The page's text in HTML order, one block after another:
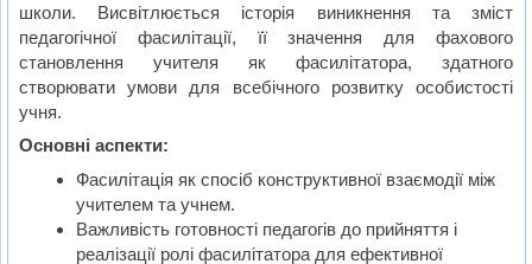
школи. Висвітлюється історія виникнення та зміст
педагогічної фасилітації, її значення для фахового
становлення учителя як фасилітатора, здатного
створювати умови для всебічного розвитку особистості
учня.
Основні аспекти:
Фасилітація як спосіб конструктивної взаємодії між
учителем та учнем.
Важливість готовності педагогів до прийняття і
реалізації ролі фасилітатора для ефективної